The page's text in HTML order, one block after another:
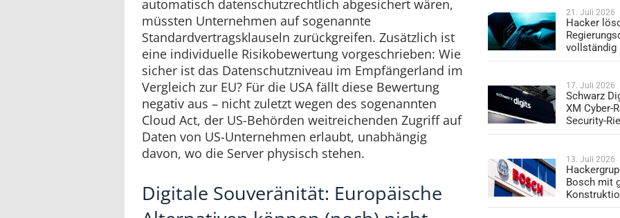
automatisch datenschutzrechtlich abgesichert wären,
müssten Unternehmen auf sogenannte
Standardvertragsklauseln zurückgreifen. Zusätzlich ist
eine individuelle Risikobewertung vorgeschrieben: Wie
sicher ist das Datenschutzniveau im Empfängerland im
Vergleich zur EU? Für die USA fällt diese Bewertung
negativ aus – nicht zuletzt wegen des sogenannten
Cloud Act, der US-Behörden weitreichenden Zugriff auf
Daten von US-Unternehmen erlaubt, unabhängig
davon, wo die Server physisch stehen.
Digitale Souveränität: Europäische
21. Juli 2026
Hacker
vollständig
17. Juli 2026
Schwarz
XM Cyber-
Security-
13. Juli 2026
Bosch mit